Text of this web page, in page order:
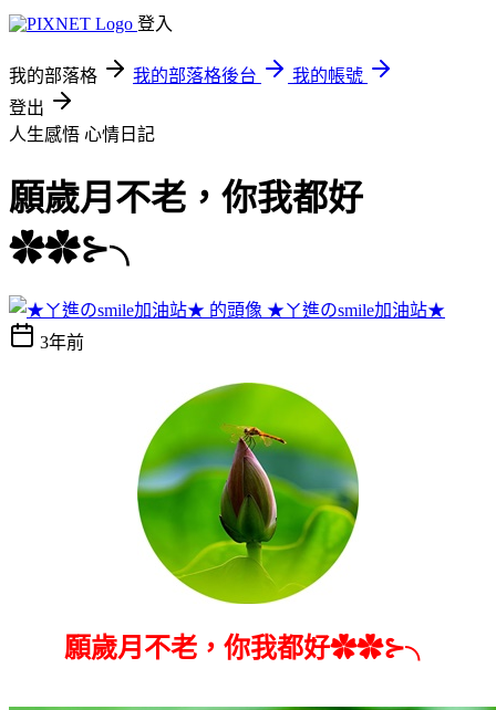
登入
我的部落格 我的部落格後台
我的帳號
登出
人生感悟 心情日記
願歲月不老，你我都好
✿✿⊱╮
★ㄚ進のsmile加油站★
3年前
願歲月不老，你我都好✿✿⊱╮